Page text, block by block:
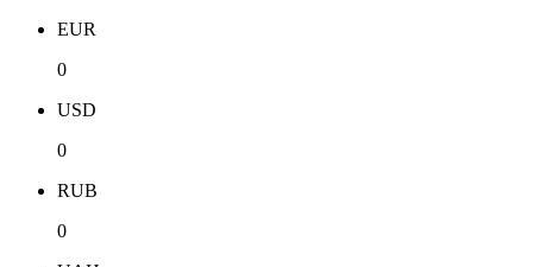
EUR
0
USD
0
RUB
0